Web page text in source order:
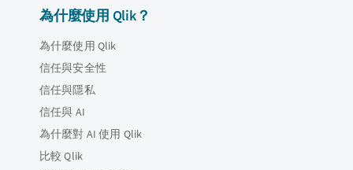
為什麼使用 Qlik？
為什麼使用 Qlik
信任與安全性
信任與隱私
信任與 AI
為什麼對 AI 使用 Qlik
比較 Qlik